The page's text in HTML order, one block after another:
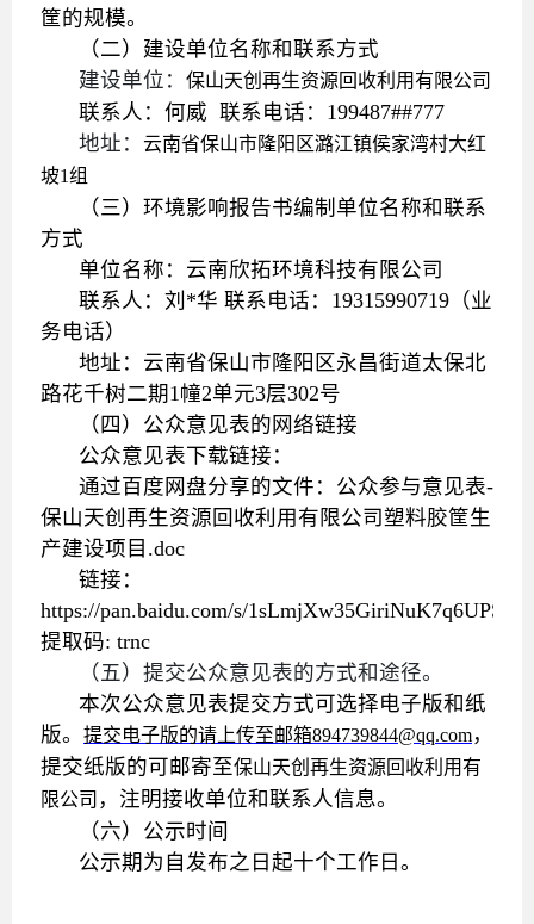
筐的规模。
（二）建设单位名称和联系方式
建设单位： 保山天创再生资源回收利用有限公司
联系人： 何威 联系电话： 199487##777
地址： 云南省保山市隆阳区潞江镇侯家湾村大红
坡1组
（三）环境影响报告书编制单位名称和联系
方式
单位名称： 云南欣拓环境科技有限公司
联系人： 刘*华 联系电话： 19315990719（业
务电话）
地址： 云南省保山市隆阳区永昌街道太保北
路花千树二期1幢2单元3层302号
（四）公众意见表的网络链接
公众意见表下载链接：
通过百度网盘分享的文件：公众参与意见表-
保山天创再生资源回收利用有限公司塑料胶筐生
产建设项目.doc
链接：
https://pan.baidu.com/s/1sLmjXw35GiriNuK7q6UPSQ
提取码: trnc
（五）提交公众意见表的方式和途径。
本次公众意见表提交方式可选择电子版和纸
版。 提交电子版的请上传至邮箱894739844@qq.com，
提交纸版的可邮寄至保山天创再生资源回收利用有
限公司 ，注明接收单位和联系人信息。
（六） 公示时间
公示期为自发布之日起十个工作日。